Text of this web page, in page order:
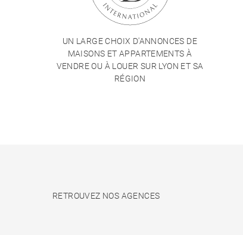
UN LARGE CHOIX D'ANNONCES DE
MAISONS ET APPARTEMENTS À
VENDRE OU À LOUER SUR LYON ET SA
RÉGION
RETROUVEZ NOS AGENCES